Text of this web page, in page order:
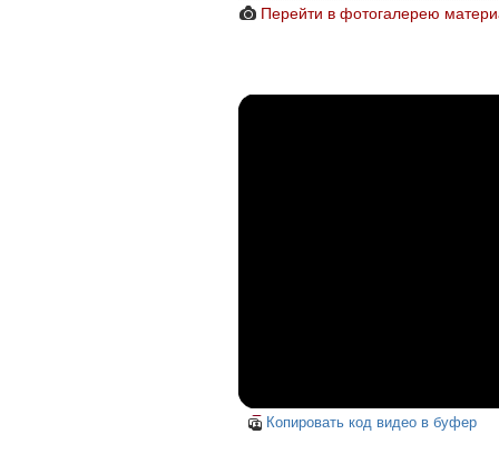
Перейти в фотогалерею
Копировать код видео в буфер